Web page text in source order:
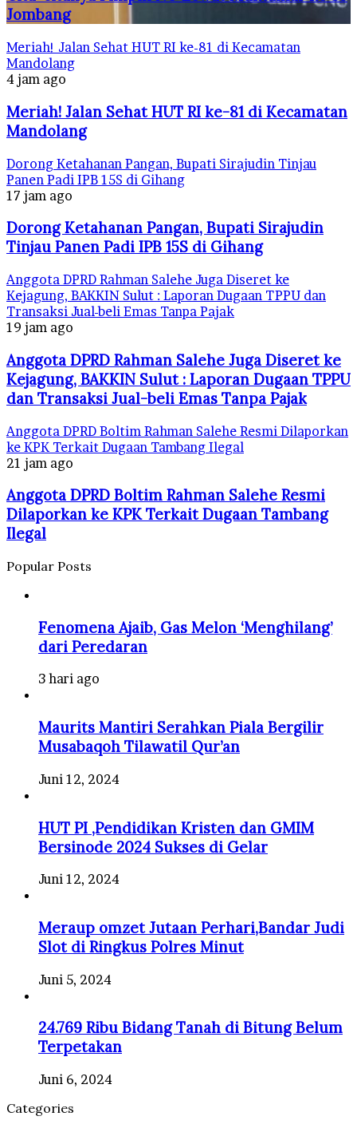
Jombang
Meriah! Jalan Sehat HUT RI ke-81 di Kecamatan
Mandolang
4 jam ago
Meriah! Jalan Sehat HUT RI ke-81 di Kecamatan
Mandolang
Dorong Ketahanan Pangan, Bupati Sirajudin Tinjau
Panen Padi IPB 15S di Gihang
17 jam ago
Dorong Ketahanan Pangan, Bupati Sirajudin
Tinjau Panen Padi IPB 15S di Gihang
Anggota DPRD Rahman Salehe Juga Diseret ke
Kejagung, BAKKIN Sulut : Laporan Dugaan TPPU dan
Transaksi Jual-beli Emas Tanpa Pajak
19 jam ago
Anggota DPRD Rahman Salehe Juga Diseret ke
Kejagung, BAKKIN Sulut : Laporan Dugaan TPPU
dan Transaksi Jual-beli Emas Tanpa Pajak
Anggota DPRD Boltim Rahman Salehe Resmi Dilaporkan
ke KPK Terkait Dugaan Tambang Ilegal
21 jam ago
Anggota DPRD Boltim Rahman Salehe Resmi
Dilaporkan ke KPK Terkait Dugaan Tambang
Ilegal
Popular Posts
Fenomena Ajaib, Gas Melon ‘Menghilang’
dari Peredaran
3 hari ago
Maurits Mantiri Serahkan Piala Bergilir
Musabaqoh Tilawatil Qur’an
Juni 12, 2024
HUT PI ,Pendidikan Kristen dan GMIM
Bersinode 2024 Sukses di Gelar
Juni 12, 2024
Meraup omzet Jutaan Perhari,Bandar Judi
Slot di Ringkus Polres Minut
Juni 5, 2024
24.769 Ribu Bidang Tanah di Bitung Belum
Terpetakan
Juni 6, 2024
Categories